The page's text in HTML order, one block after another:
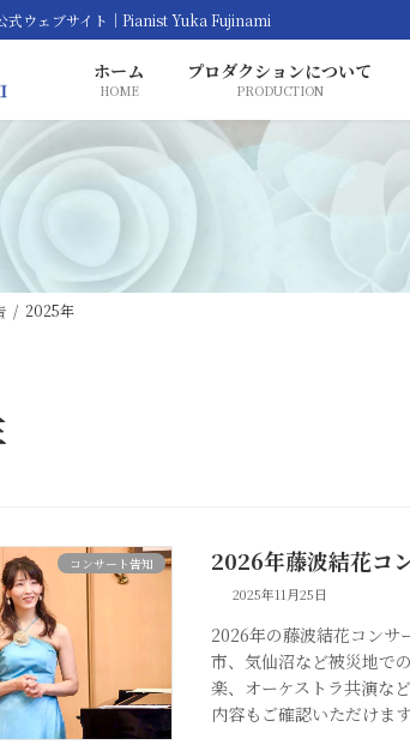
式ウェブサイト｜Pianist Yuka Fujinami
ホーム
HOME
プロダクションについて
PRODUCTION
2025年
コンサート告知 2026年藤波結花コ
2025年11月25日
2026年の藤波結花コンサ
市、気仙沼など被災地で
楽、オーケストラ共演な
内容もご確認いただけます